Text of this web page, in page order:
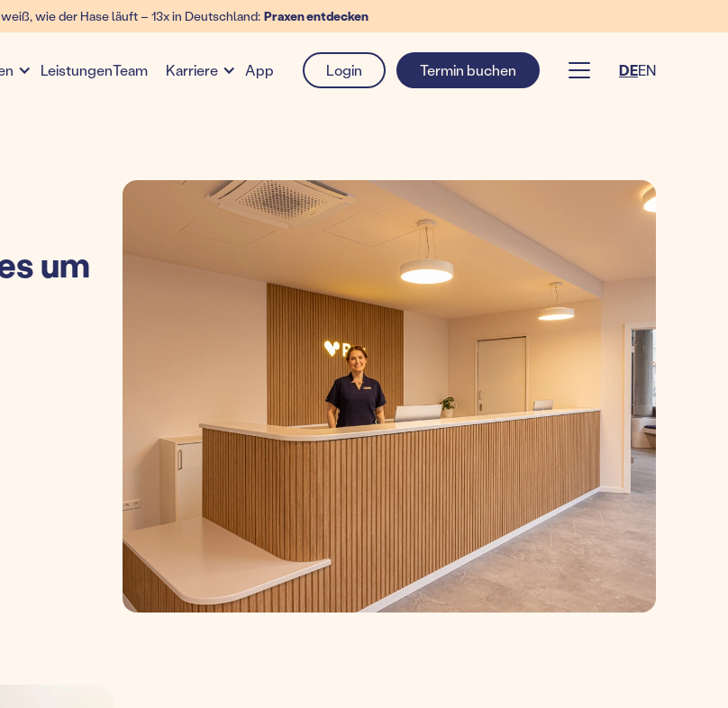
wie der Hase läuft – 13x in Deutschland: Praxen entdecken
LeistungenTeam Karriere App Login Termin buchen DEEN
um